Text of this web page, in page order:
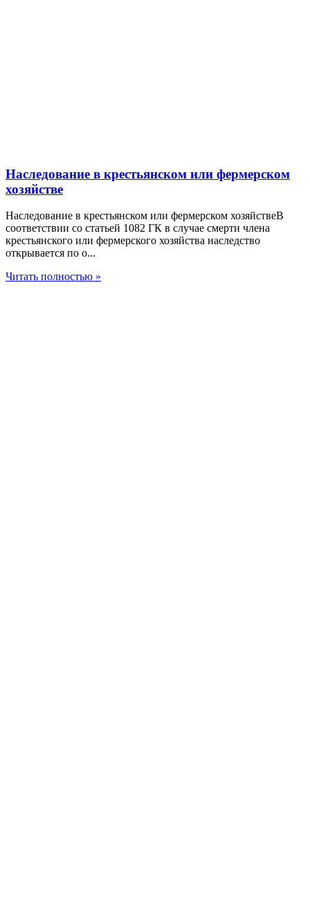
Наследование в крестьянском или фермерском
хозяйстве
Наследование в крестьянском или фермерском хозяйствеВ
соответствии со статьей 1082 ГК в случае смерти члена
крестьянского или фермерского хозяйства наследство
открывается по о...
Читать полностью »